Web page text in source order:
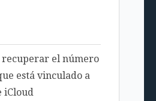
recuperar el número
está vinculado a
iCloud